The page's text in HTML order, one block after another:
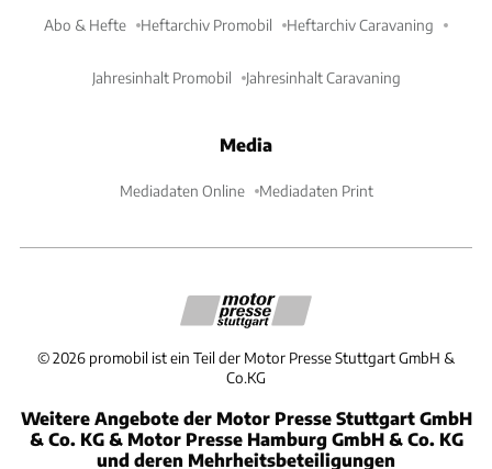
Abo & Hefte Heftarchiv Promobil Heftarchiv Caravaning
Jahresinhalt Promobil Jahresinhalt Caravaning
Media
Mediadaten Online Mediadaten Print
©2026 promobil ist ein Teil der Motor Presse Stuttgart GmbH &
Co.KG
Weitere Angebote der Motor Presse Stuttgart GmbH
& Co. KG & Motor Presse Hamburg GmbH & Co. KG
und deren Mehrheitsbeteiligungen